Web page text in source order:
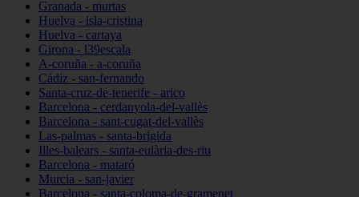
Granada - murtas
Huelva - isla-cristina
Huelva - cartaya
Girona - l39escala
A-coruña - a-coruña
Cádiz - san-fernando
Santa-cruz-de-tenerife - arico
Barcelona - cerdanyola-del-vallès
Barcelona - sant-cugat-del-vallès
Las-palmas - santa-brígida
Illes-balears - santa-eulària-des-riu
Barcelona - mataró
Murcia - san-javier
Barcelona - santa-coloma-de-gramenet